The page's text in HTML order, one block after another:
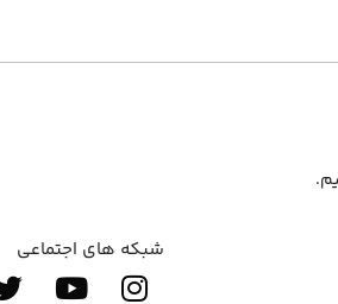
شبکه های اجتماعی